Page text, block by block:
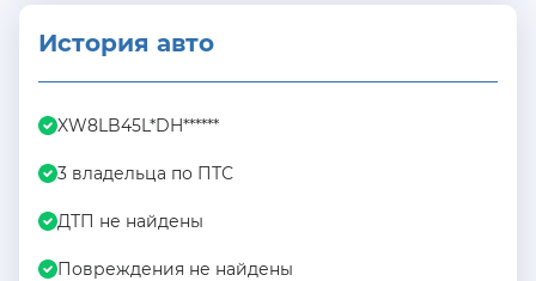
История авто
XW8LB45L*DH******
3 владельца по ПТС
ДТП не найдены
Повреждения не найдены